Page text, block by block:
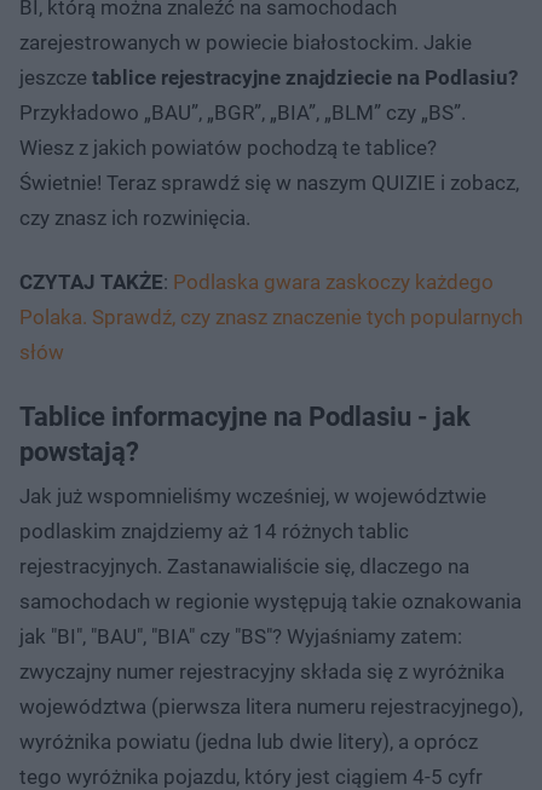
BI, którą można znaleźć na samochodach
zarejestrowanych w powiecie białostockim. Jakie
jeszcze tablice rejestracyjne znajdziecie na Podlasiu?
Przykładowo „BAU”, „BGR”, „BIA”, „BLM” czy „BS”.
Wiesz z jakich powiatów pochodzą te tablice?
Świetnie! Teraz sprawdź się w naszym QUIZIE i zobacz,
czy znasz ich rozwinięcia.
CZYTAJ TAKŻE: Podlaska gwara zaskoczy każdego
Polaka. Sprawdź, czy znasz znaczenie tych popularnych
słów
Tablice informacyjne na Podlasiu - jak
powstają?
Jak już wspomnieliśmy wcześniej, w województwie
podlaskim znajdziemy aż 14 różnych tablic
rejestracyjnych. Zastanawialiście się, dlaczego na
samochodach w regionie występują takie oznakowania
jak "BI", "BAU", "BIA" czy "BS"? Wyjaśniamy zatem:
zwyczajny numer rejestracyjny składa się z wyróżnika
województwa (pierwsza litera numeru rejestracyjnego),
wyróżnika powiatu (jedna lub dwie litery), a oprócz
tego wyróżnika pojazdu, który jest ciągiem 4-5 cyfr